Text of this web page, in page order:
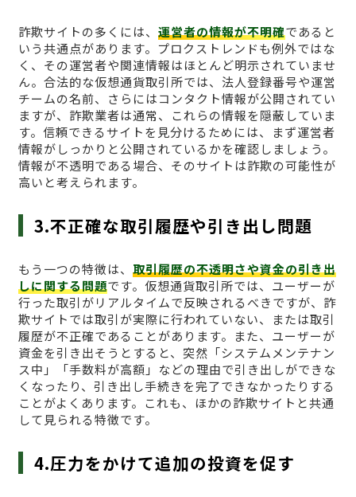
詐欺サイトの多くには、 運営者の情報が不明確であると
いう共通点があります。プロクストレンドも例外ではな
く、その運営者や関連情報はほとんど明示されていませ
ん。合法的な仮想通貨取引所では、法人登録番号や運営
チームの名前、さらにはコンタクト情報が公開されてい
ますが、詐欺業者は通常、これらの情報を隠蔽していま
す。信頼できるサイトを見分けるためには、まず運営者
情報がしっかりと公開されているかを確認しましょう。
情報が不透明である場合、そのサイトは詐欺の可能性が
高いと考えられます。
3.不正確な取引履歴や引き出し問題
もう一つの特徴は、 取引履歴の不透明さや資金の引き出
しに関する問題です。仮想通貨取引所では、ユーザーが
行った取引がリアルタイムで反映されるべきですが、詐
欺サイトでは取引が実際に行われていない、または取引
履歴が不正確であることがあります。また、ユーザーが
資金を引き出そうとすると、突然「システムメンテナン
ス中」「手数料が高額」などの理由で引き出しができな
くなったり、引き出し手続きを完了できなかったりする
ことがよくあります。これも、ほかの詐欺サイトと共通
して見られる特徴です。
4.圧力をかけて追加の投資を促す